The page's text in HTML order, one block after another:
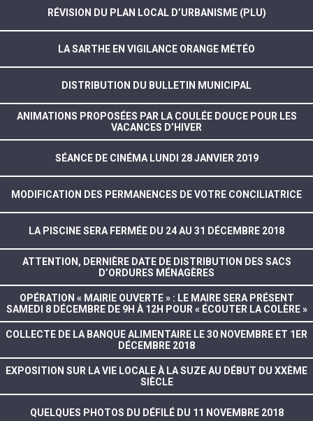
RÉVISION DU PLAN LOCAL D’URBANISME (PLU)
LA SARTHE EN VIGILANCE ORANGE MÉTÉO
DISTRIBUTION DU BULLETIN MUNICIPAL
ANIMATIONS PROPOSÉES PAR LA COULÉE DOUCE POUR LES
VACANCES D’HIVER
SÉANCE DE CINÉMA LUNDI 28 JANVIER 2019
MODIFICATION DES PERMANENCES DE VOTRE CONCILIATRICE
LA PISCINE SERA FERMÉE DU 24 AU 31 DÉCEMBRE 2018
ATTENTION, DERNIÈRE DATE DE DISTRIBUTION DES SACS
D’ORDURES MÉNAGÈRES
OPÉRATION « MAIRIE OUVERTE » : LE MAIRE SERA PRÉSENT
SAMEDI 8 DÉCEMBRE DE 9H À 12H POUR « ÉCOUTER LA COLÈRE »
COLLECTE DE LA BANQUE ALIMENTAIRE LE 30 NOVEMBRE ET 1ER
DÉCEMBRE 2018
EXPOSITION SUR LA VIE LOCALE À LA SUZE AU DÉBUT DU XXÈME
SIÈCLE
QUELQUES PHOTOS DU DÉFILÉ DU 11 NOVEMBRE 2018